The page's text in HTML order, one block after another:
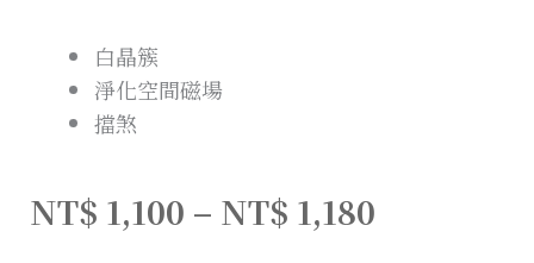
白晶簇
淨化空間磁場
擋煞
NT$ 1,100 – NT$ 1,180